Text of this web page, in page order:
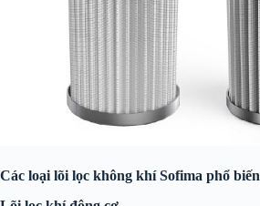
Các loại lõi lọc không khí Sofima phổ biến